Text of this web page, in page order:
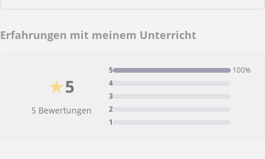
Erfahrungen mit meinem Unterricht
5
★
5 Bewertungen
1
2
3
4
5 100%